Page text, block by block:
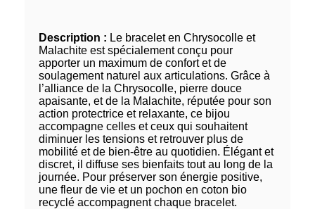
Description : Le bracelet en Chrysocolle et
Malachite est spécialement conçu pour
apporter un maximum de confort et de
soulagement naturel aux articulations. Grâce à
l’alliance de la Chrysocolle, pierre douce
apaisante, et de la Malachite, réputée pour son
action protectrice et relaxante, ce bijou
accompagne celles et ceux qui souhaitent
diminuer les tensions et retrouver plus de
mobilité et de bien-être au quotidien. Élégant et
discret, il diffuse ses bienfaits tout au long de la
journée. Pour préserver son énergie positive,
une fleur de vie et un pochon en coton bio
recyclé accompagnent chaque bracelet.